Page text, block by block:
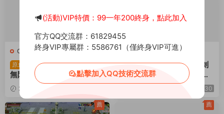
C-傳奇· 手遊服務端
原創
白日門傳奇手遊【複古
無限刀跨服完整版】Win一
鍵服務端+管理後台+GM授
權後台+安卓+視頻架設教程
2025-05-23
30
J-劍靈·端遊服務端
原創 3D冒險端遊【三系劍
靈之鄉夏村子修仙複古版】
Win系半手工服務端+PC客30
薦 薦
(活動)VIP特價：99一年200終身，點此加入
官方QQ交流群：61829455
終身VIP專屬群：5586761（僅終身VIP可進）
點擊加入QQ技術交流群